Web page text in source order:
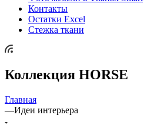
Контакты
Остатки Excel
Стежка ткани
Коллекция HORSE
Главная
—Идеи интерьера